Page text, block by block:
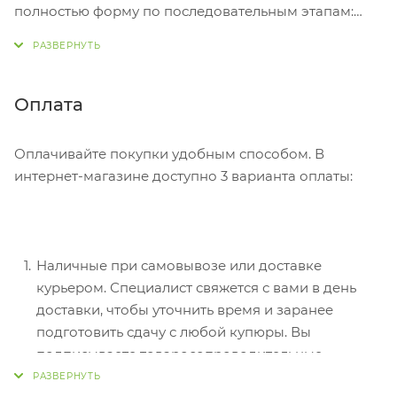
полностью форму по последовательным этапам:
Нажмите кнопку «Оформить заказ».
Оплата
Оплачивайте покупки удобным способом. В
интернет-магазине доступно 3 варианта оплаты:
Наличные при самовывозе или доставке
курьером. Специалист свяжется с вами в день
доставки, чтобы уточнить время и заранее
подготовить сдачу с любой купюры. Вы
подписываете товаросопроводительные
документы, вносите денежные средства,